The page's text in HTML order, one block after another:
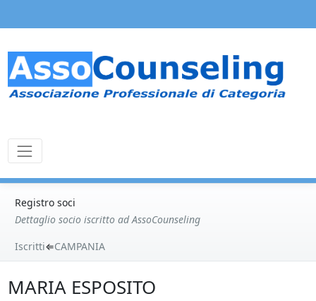
Registro soci
Dettaglio socio iscritto ad AssoCounseling
Iscritti⇐CAMPANIA
MARIA ESPOSITO